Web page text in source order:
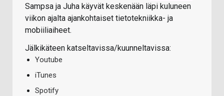
Sampsa ja Juha käyvät keskenään läpi kuluneen
viikon ajalta ajankohtaiset tietotekniikka- ja
mobiiliaiheet.
Jälkikäteen katseltavissa/kuunneltavissa:
Youtube
iTunes
Spotify